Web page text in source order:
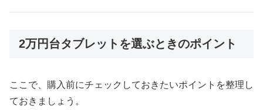
2万円台タブレットを選ぶときのポイント
ここで、購入前にチェックしておきたいポイントを整理し
ておきましょう。